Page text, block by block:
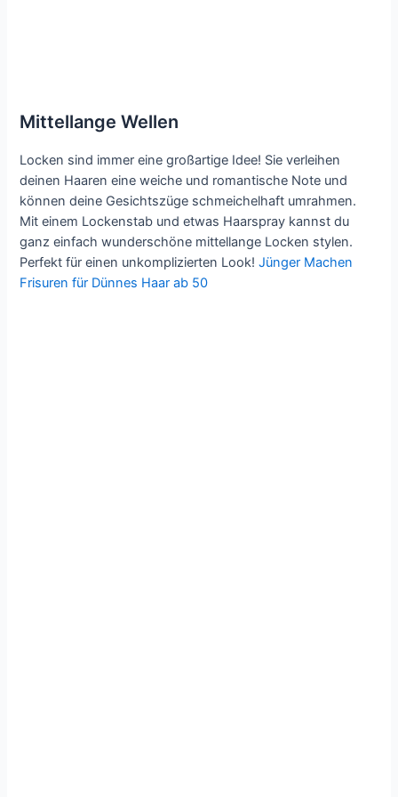
Mittellange Wellen
Locken sind immer eine großartige Idee! Sie verleihen
deinen Haaren eine weiche und romantische Note und
können deine Gesichtszüge schmeichelhaft umrahmen.
Mit einem Lockenstab und etwas Haarspray kannst du
ganz einfach wunderschöne mittellange Locken stylen.
Perfekt für einen unkomplizierten Look!Jünger Machen
Frisuren für Dünnes Haar ab 50